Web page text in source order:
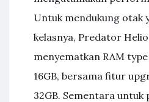
Untuk mendukung otak
kelasnya, Predator
menyematkan RAM
16GB, bersama fitur
32GB. Sementara untuk